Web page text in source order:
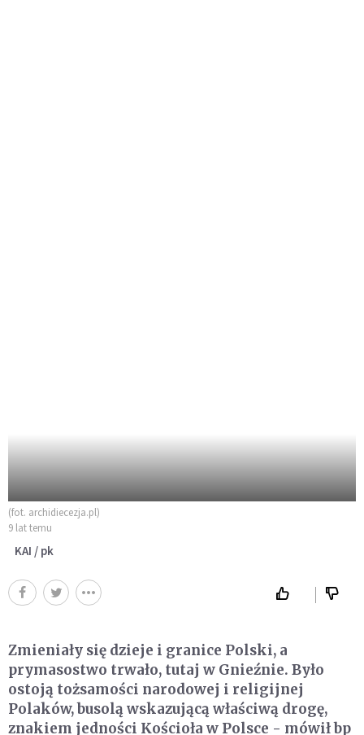
(fot. archidiecezja.pl)
9 lat temu
KAI / pk
Zmieniały się dzieje i granice Polski, a
prymasostwo trwało, tutaj w Gnieźnie. Było
ostoją tożsamości narodowej i religijnej
Polaków, busolą wskazującą właściwą drogę,
znakiem jedności Kościoła w Polsce - mówił bp